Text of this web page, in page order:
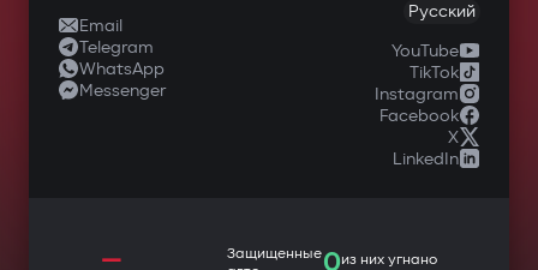
Email
Telegram
WhatsApp
Messenger
Русский
YouTube
TikTok
Instagram
Facebook
X
LinkedIn
—
Защищенные0из них угнано